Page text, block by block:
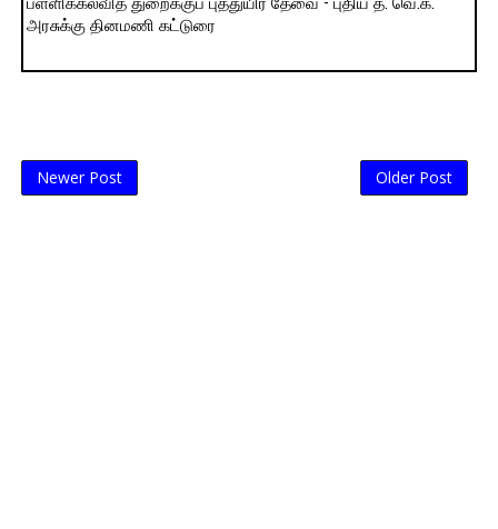
அரசுக்கு தினமணி கட்டுரை
Newer Post Older Post